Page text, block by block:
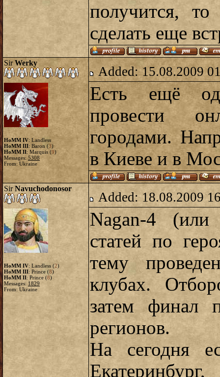
получится,
сделать еще
SirWerky
HoMM IV: Landless
HoMM III: Baron (3)
HoMM II: Marquis (9)
Messages: 5308
From: Ukraine
Added: 15.08.2009
Есть ещё
провести
городами.
в Киеве и в
SirNavuchodonosor
HoMM IV: Landless (2)
HoMM III: Prince (8)
HoMM II: Prince (8)
Messages: 1829
From: Ukraine
Added: 18.08.2009
Nagan-4 (или
статей по
тему
клубах.
затем финал
регионов.
На сегодня